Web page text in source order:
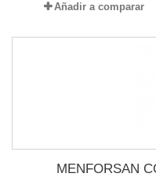
Añadir a comparar
MENFORSAN